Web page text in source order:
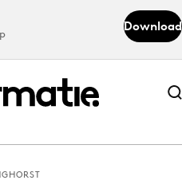
Download
Abonneer nu
Abonneer nu